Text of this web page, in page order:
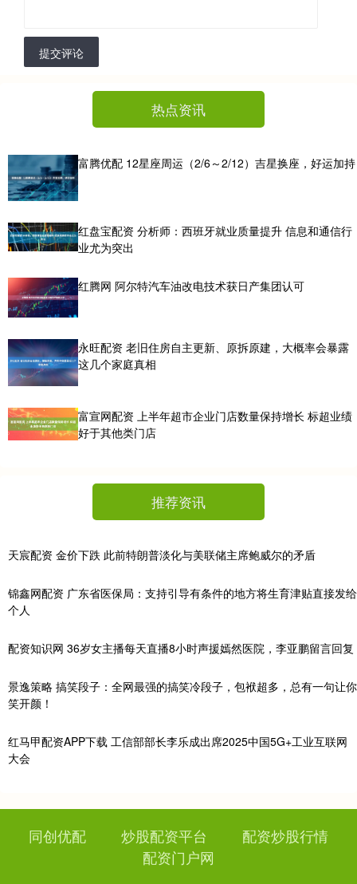
提交评论
热点资讯
富腾优配 12星座周运（2/6～2/12）吉星换座，好运加持
红盘宝配资 分析师：西班牙就业质量提升 信息和通信行
业尤为突出
红腾网 阿尔特汽车油改电技术获日产集团认可
永旺配资 老旧住房自主更新、原拆原建，大概率会暴露
这几个家庭真相
富宣网配资 上半年超市企业门店数量保持增长 标超业绩
好于其他类门店
推荐资讯
天宸配资 金价下跌 此前特朗普淡化与美联储主席鲍威尔的矛盾
锦鑫网配资 广东省医保局：支持引导有条件的地方将生育津贴直接发给
个人
配资知识网 36岁女主播每天直播8小时声援嫣然医院，李亚鹏留言回复
景逸策略 搞笑段子：全网最强的搞笑冷段子，包袱超多，总有一句让你
笑开颜！
红马甲配资APP下载 工信部部长李乐成出席2025中国5G+工业互联网
大会
同创优配 炒股配资平台
配资炒股行情
配资门户网